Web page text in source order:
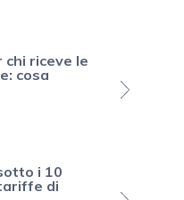
chi riceve le
cosa
i 10
di